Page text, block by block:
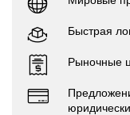
Быстрая
Рыночные